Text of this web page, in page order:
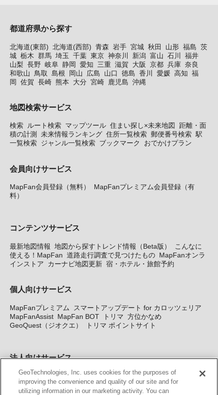
都道府県から探す
北海道(東部) 北海道(西部) 青森 岩手 宮城 秋田 山形 福島 茨
城 栃木 群馬 埼玉 千葉 東京 神奈川 新潟 富山 石川
福井
山梨 長野 岐阜 静岡 愛知 三重 滋賀 大阪 京都 兵庫 奈良
和歌山
鳥取 島根 岡山 広島 山口 徳島 香川 愛媛 高知 福
岡 佐賀 長崎 熊本 大分 宮崎 鹿児島 沖縄
地図検索サービス
検索 ルート検索 マップツール 住まい探し×未来地図
距離・面
積の計測
未来情報ランキング 住所一覧検索 郵便番号検索 駅
一覧検索 ジャンル一覧検索 ブックマーク おでかけプラン
会員向けサービス
MapFan会員登録（無料）
MapFanプレミアム会員登録（有
料）
コンテンツサービス
最新地図情報 地図から探すトレンド情報（Beta版）
こんなに
使える！MapFan 道路走行調査で見つけたもの MapFanオンラ
インストア
カーナビ地図更新 宿・ホテル・旅館予約
個人向けサービス
MapFanプレミアム
スマートアップデート for カロッツェリア
MapFanAssist MapFan BOT トリマ 方位かなめ
GeoQuest（ジオクエ）
トリマ ポイントサイト
法人向けサービス
法人向け地図・位置情報サービス WEBサイト・システム向け地
図API Windows PC向け地図開発キット MapFan DB 住所確認
サービス
MAP WORLD+ トリマ広告 Geo-Research
GeoTechnologies, Inc. uses cookies for the purposes of
improving the convenience and quality of our site and for
utilizing information in our marketing activity. You can